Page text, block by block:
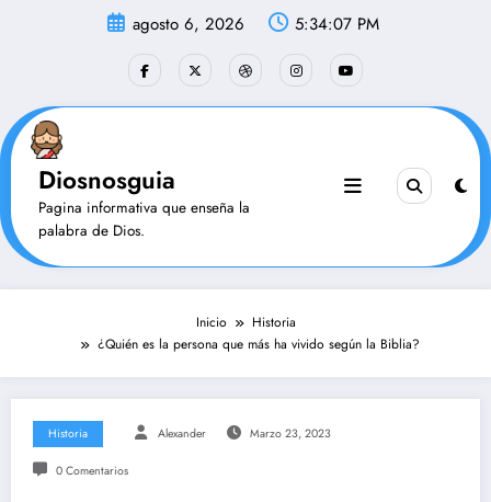
agosto 6, 2026 5:34:08 PM
Diosnosguia
Pagina informativa que enseña la
palabra de Dios.
Inicio
Historia
¿Quién es la persona que más ha vivido según la Biblia?
Historia Alexander Marzo 23, 2023
0 Comentarios